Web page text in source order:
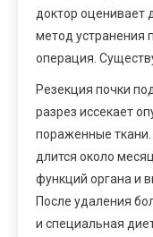
доктор оценивает
метод устранения
операция.
Резекция почки
разрез иссекает
пораженные
длится около
функций органа и
После удаления
и специальная